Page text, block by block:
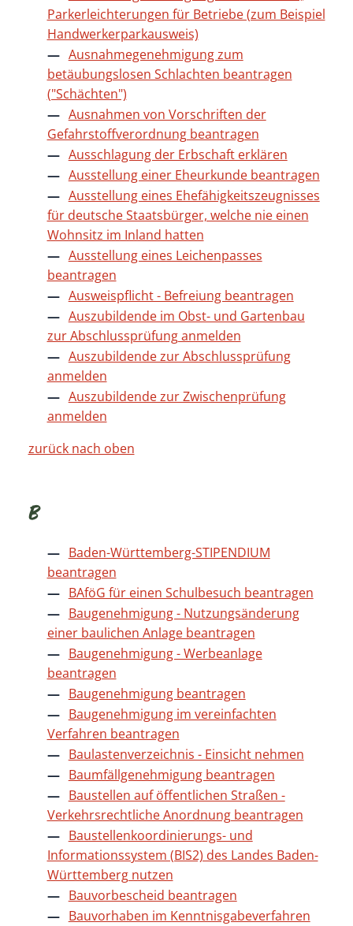
Parkerleichterungen für Betriebe (zum Beispiel
Handwerkerparkausweis)
Ausnahmegenehmigung zum
betäubungslosen Schlachten beantragen
("Schächten")
Ausnahmen von Vorschriften der
Gefahrstoffverordnung beantragen
Ausschlagung der Erbschaft erklären
Ausstellung einer Eheurkunde beantragen
Ausstellung eines Ehefähigkeitszeugnisses
für deutsche Staatsbürger, welche nie einen
Wohnsitz im Inland hatten
Ausstellung eines Leichenpasses
beantragen
Ausweispflicht - Befreiung beantragen
Auszubildende im Obst- und Gartenbau
zur Abschlussprüfung anmelden
Auszubildende zur Abschlussprüfung
anmelden
Auszubildende zur Zwischenprüfung
anmelden
zurück nach oben
B
Baden-Württemberg-STIPENDIUM
beantragen
BAföG für einen Schulbesuch beantragen
Baugenehmigung - Nutzungsänderung
einer baulichen Anlage beantragen
Baugenehmigung - Werbeanlage
beantragen
Baugenehmigung beantragen
Baugenehmigung im vereinfachten
Verfahren beantragen
Baulastenverzeichnis - Einsicht nehmen
Baumfällgenehmigung beantragen
Baustellen auf öffentlichen Straßen -
Verkehrsrechtliche Anordnung beantragen
Baustellenkoordinierungs- und
Informationssystem (BIS2) des Landes Baden-
Württemberg nutzen
Bauvorbescheid beantragen
Bauvorhaben im Kenntnisgabeverfahren